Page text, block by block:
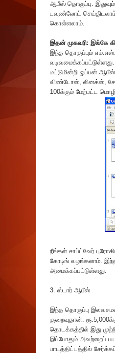
ஆபீஸ் தொகுப்பு.
டவுண்லோட்
கொள்ளலாம்.
இதன் முகவரி: இங்கே
இந்த தொகுப்பும்
மட்டுமின்றி ஓப்பன்
விண்டோஸ், லினக்ஸ்,
100க்கும் மேற்பட்ட
நீங்கள் சாப்ட்வேர்
கோடிங் வழங்கலாம்.
அமைக்கப்பட்டுள்ளது.
3. ஸ்டார் ஆபீஸ்
இந்த தொகுப்பு
குறைவுதான்.
தொடக்கத்தில் இது
இப்போதும் அவற்றைப்
பாடத்திட்டத்தில்